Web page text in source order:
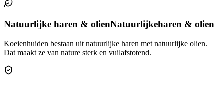
Natuurlijke haren & olienNatuurlijkeharen & olien
Koeienhuiden bestaan uit natuurlijke haren met natuurlijke olien.
Dat maakt ze van nature sterk en vuilafstotend.